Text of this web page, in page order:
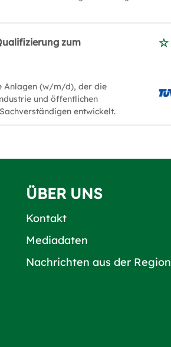
zum
Anlagen (w/m/d), der die
und öffentlichen
entwickelt.
ÜBER UNS
Kontakt
Mediadaten
Nachrichten aus der Region